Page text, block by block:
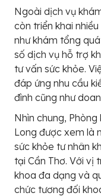
Ngoài dịch vụ
còn triển khai
như khám tổng
số dịch vụ hỗ trợ
tư vấn sức khỏe.
đáp ứng nhu cầu
đình cũng như
Nhìn chung,
Long được xem là
sức khỏe tư nhân
tại Cần Thơ. Với vị
khoa đa dạng và
chức tương đối